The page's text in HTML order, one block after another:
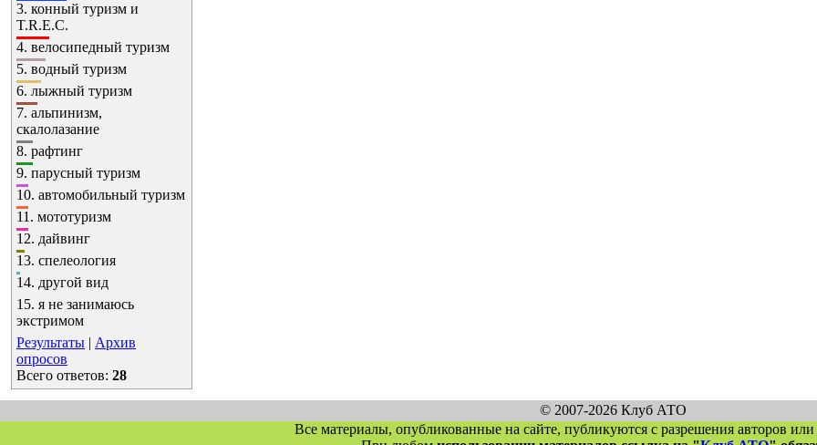
3. конный туризм и
T.R.E.C.
4. велосипедный туризм
5. водный туризм
6. лыжный туризм
7. альпинизм,
скалолазание
8. рафтинг
9. парусный туризм
10. автомобильный туризм
11. мототуризм
12. дайвинг
13. спелеология
14. другой вид
15. я не занимаюсь
экстримом
Результаты | Архив
опросов
Всего ответов: 28
© 2007-2026 Клуб АТО
Все материалы, опубликованные на сайте, публикуются с разрешения авторов